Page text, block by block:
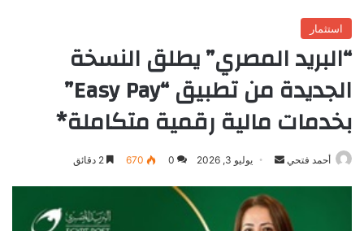
استثمار
“البريد المصري” يطلق النسخة
الجديدة من تطبيق “Easy Pay”
بخدمات مالية رقمية متكاملة*
أحمد فتحي
أرسل
إلكترونيا
يوليو 3, 2026 0
670